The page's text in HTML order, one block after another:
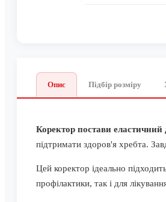
Опис Підбір розміру
Коректор постави еластичний
підтримати здоров'я хребта.
Цей коректор ідеально
профілактики, так і для